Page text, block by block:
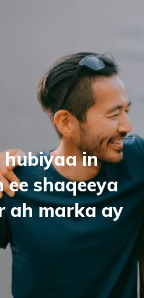
hubiyaa in
shaqeeya
ah marka ay